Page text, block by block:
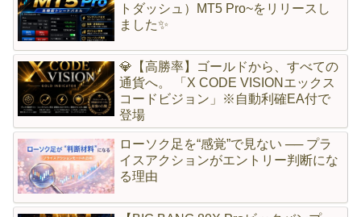
トダッシュ）MT5 Pro~をリリースし
ました✨
💎【高勝率】ゴールドから、すべての
通貨へ。 「X CODE VISIONエックス
コードビジョン」※自動利確EA付で
登場
ローソク足を“感覚”で見ない ── プラ
イスアクションがエントリー判断にな
る理由